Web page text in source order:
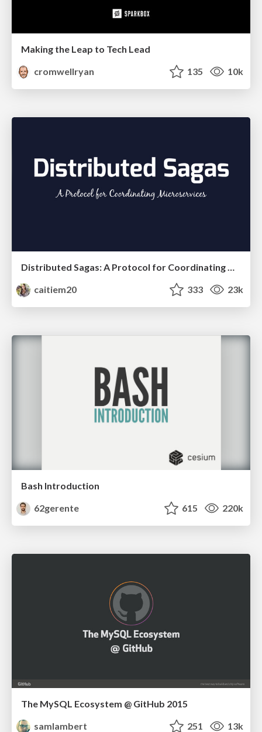
Making the Leap to Tech Lead
cromwellryan
135 10k
Distributed Sagas: A Protocol for Coordinating Microservices
caitiem20
333 23k
Bash Introduction
62gerente
615 220k
The MySQL Ecosystem @ GitHub 2015
samlambert
251 13k